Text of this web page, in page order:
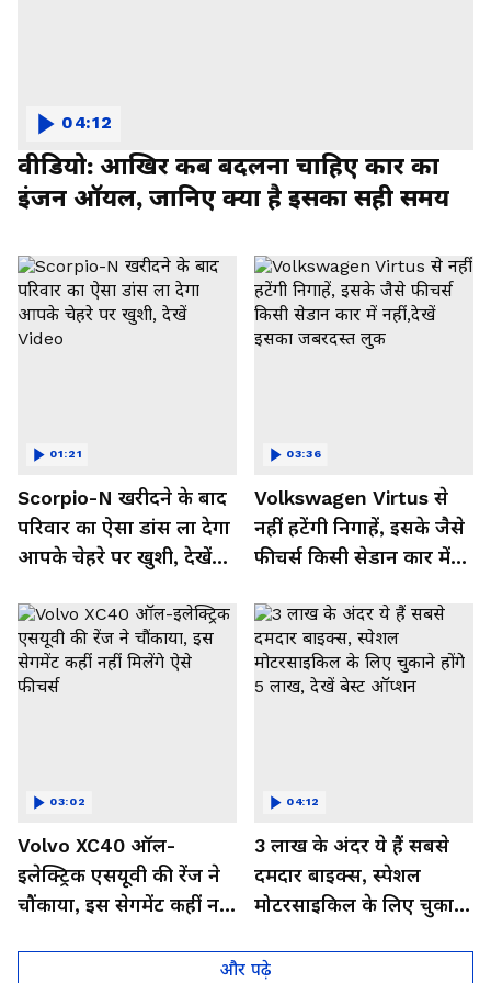
वीडियो: आखिर कब बदलना चाहिए कार का
इंजन ऑयल, जानिए क्या है इसका सही समय
04:12
Scorpio-N खरीदने के बाद
परिवार का ऐसा डांस ला देगा
आपके चेहरे पर खुशी, देखें
01:21
Volkswagen Virtus से
नहीं हटेंगी निगाहें, इसके जैसे
फीचर्स किसी सेडान कार में
03:36
Volvo XC40 ऑल-
इलेक्ट्रिक एसयूवी की रेंज ने
चौंकाया, इस सेगमेंट कहीं नहीं
03:02
3 लाख के अंदर ये हैं सबसे
दमदार बाइक्स, स्पेशल
मोटरसाइकिल के लिए चुकाने
ऑप्शन
04:12
और पढ़े